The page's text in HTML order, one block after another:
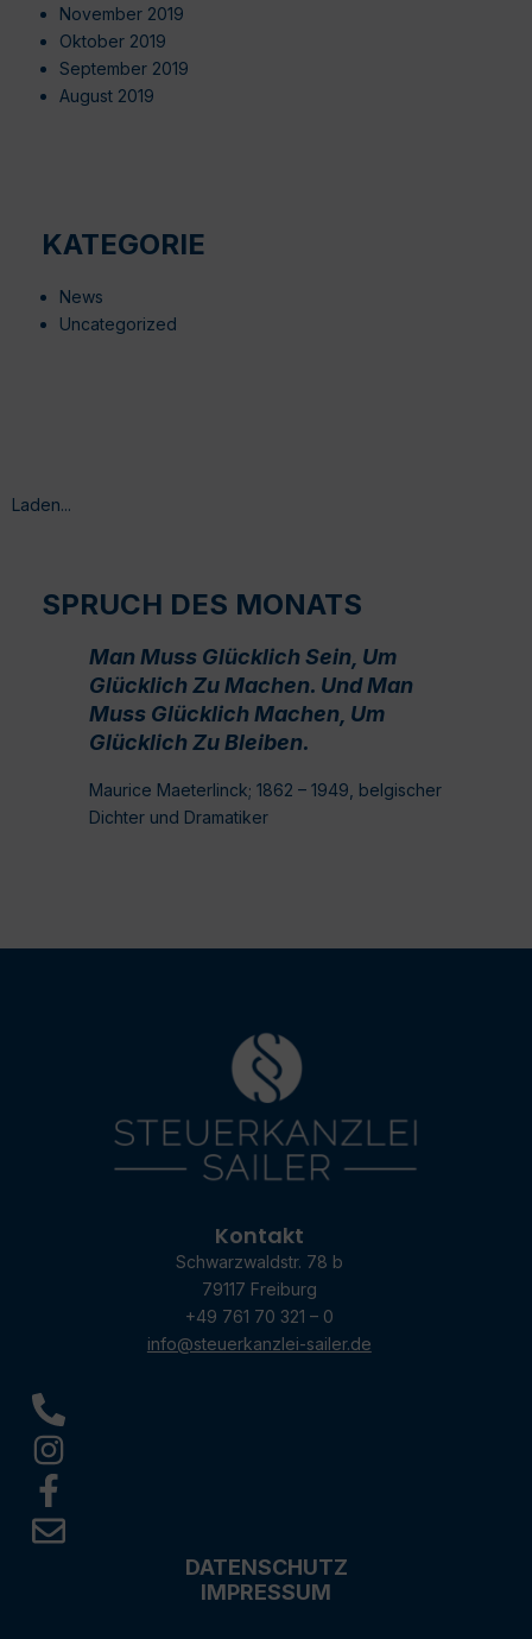
November 2019
Oktober 2019
September 2019
August 2019
KATEGORIE
News
Uncategorized
Laden...
SPRUCH DES MONATS
Man Muss Glücklich Sein, Um
Glücklich Zu Machen. Und Man
Muss Glücklich Machen, Um
Glücklich Zu Bleiben.
Maurice Maeterlinck; 1862 – 1949, belgischer
Dichter und Dramatiker
Kontakt
Schwarzwaldstr. 78 b
79117 Freiburg
+49 761 70 321 – 0
info@steuerkanzlei-sailer.de
DATENSCHUTZ
IMPRESSUM